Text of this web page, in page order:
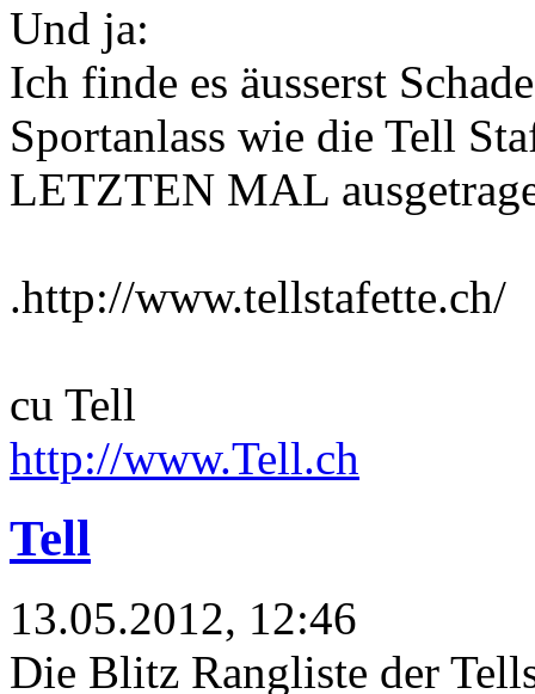
Und ja:
Ich finde es äusserst
Sportanlass wie die Tell
LETZTEN MAL
.http://www.tellstafette.ch/
cu Tell
http://www.Tell.ch
Tell
13.05.2012, 12:46
Die Blitz Rangliste der